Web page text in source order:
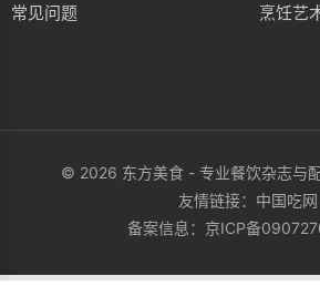
常见问题 烹饪艺
© 2026 东方美食 - 专业餐饮杂志与
友情链接： 中国吃网
备案信息： 京ICP备